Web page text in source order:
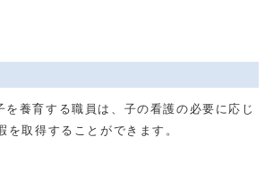
を養育する職員は、子の看護の必要に応じ
を取得することができます。